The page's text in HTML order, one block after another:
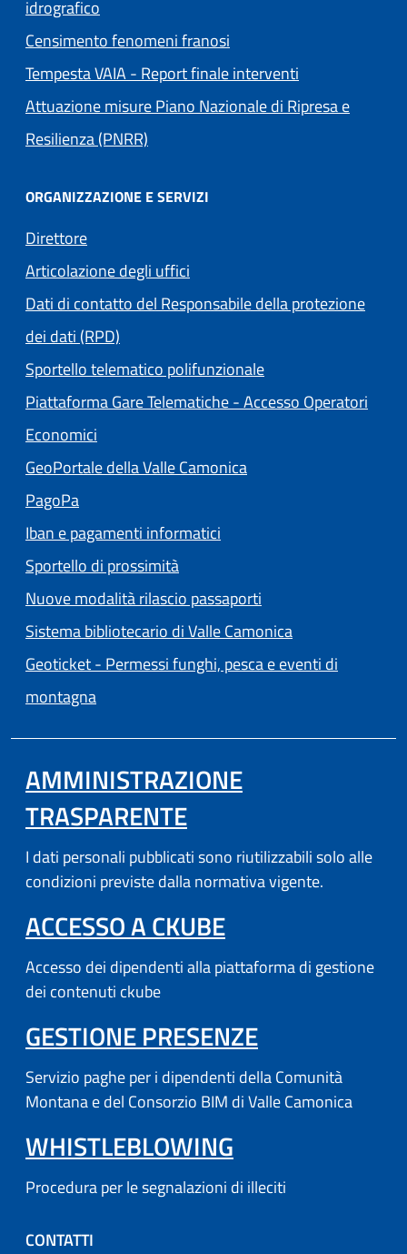
idrografico
Censimento fenomeni franosi
Tempesta VAIA - Report finale interventi
Attuazione misure Piano Nazionale di Ripresa e
Resilienza (PNRR)
ORGANIZZAZIONE E SERVIZI
Direttore
Articolazione degli uffici
Dati di contatto del Responsabile della protezione
dei dati (RPD)
Sportello telematico polifunzionale
Piattaforma Gare Telematiche - Accesso Operatori
Economici
GeoPortale della Valle Camonica
PagoPa
Iban e pagamenti informatici
Sportello di prossimità
Nuove modalità rilascio passaporti
Sistema bibliotecario di Valle Camonica
Geoticket - Permessi funghi, pesca e eventi di
montagna
AMMINISTRAZIONE
TRASPARENTE
I dati personali pubblicati sono riutilizzabili solo alle
condizioni previste dalla normativa vigente.
ACCESSO A CKUBE(APRE IN
Accesso dei dipendenti alla piattaforma di gestione
dei contenuti ckube
GESTIONE PRESENZE(APRE IN
Servizio paghe per i dipendenti della Comunità
Montana e del Consorzio BIM di Valle Camonica
WHISTLEBLOWING
Procedura per le segnalazioni di illeciti
CONTATTI